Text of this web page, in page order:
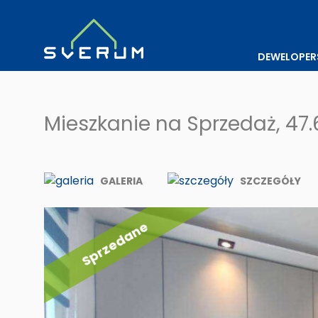
Mieszkanie na Sprzedaż,
GALERIA SZCZEGÓŁY
Sprzedane